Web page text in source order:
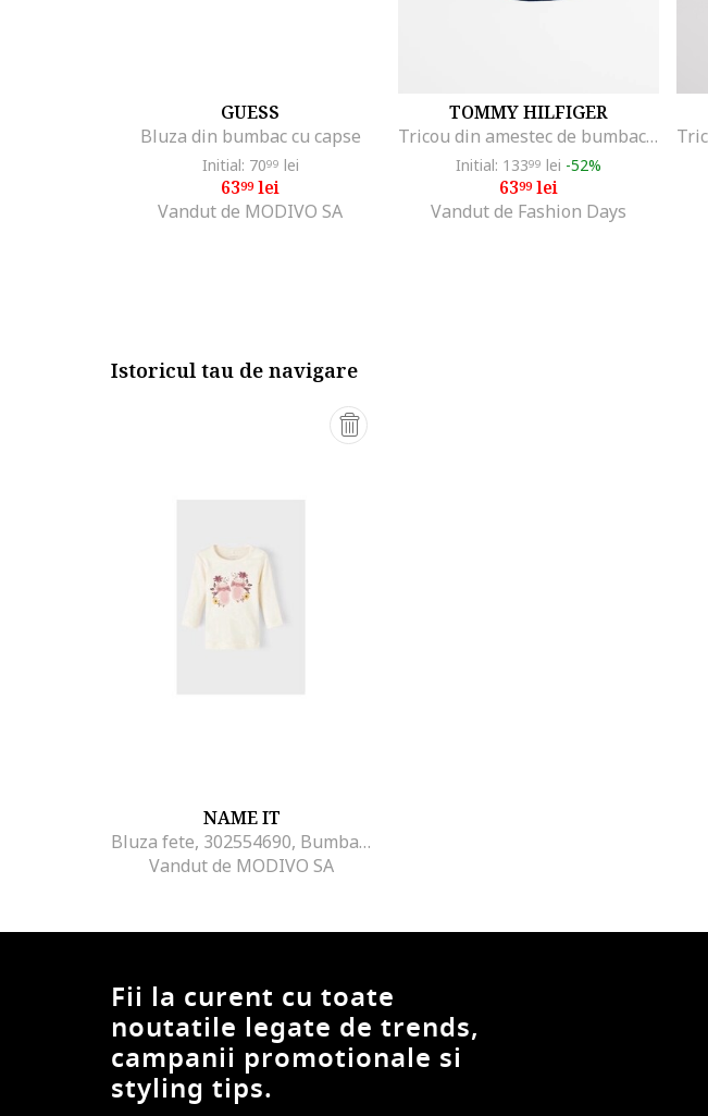
GUESS
Bluza din bumbac cu capse
Initial: 7099 lei
6399lei
Vandut de MODIVO SA
TOMMY HILFIGER
Tricou din amestec de bumbac organic si imprimeu logo, Argintiu/Bleumarin
Initial: 13399 lei -52%
6399lei
Vandut de Fashion Days
Istoricul tau de navigare
NAME IT
Bluza fete, 302554690, Bumbac organic/Lyocell, 56 CM, Bej
Vandut de MODIVO SA
Fii la curent cu toate
noutatile legate de trends,
campanii promotionale si
styling tips.